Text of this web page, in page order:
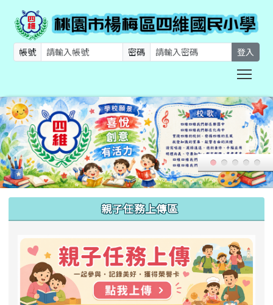
帳號 密碼 登入
親子任務上傳區